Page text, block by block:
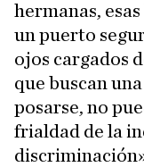
hermanas,
un puerto
ojos cargados
que buscan
posarse, no
frialdad de la